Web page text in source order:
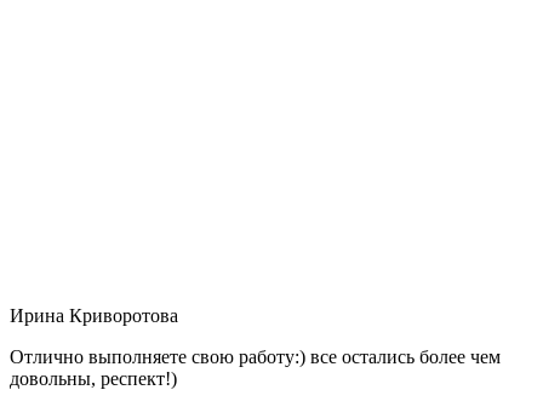
Ирина Криворотова
Отлично выполняете свою работу:) все остались более чем
довольны, респект!)